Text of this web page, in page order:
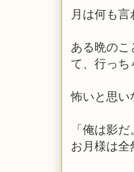
月は何も
ある晩のこ
て、行っち
怖いと思い
「俺は影
お月様は全